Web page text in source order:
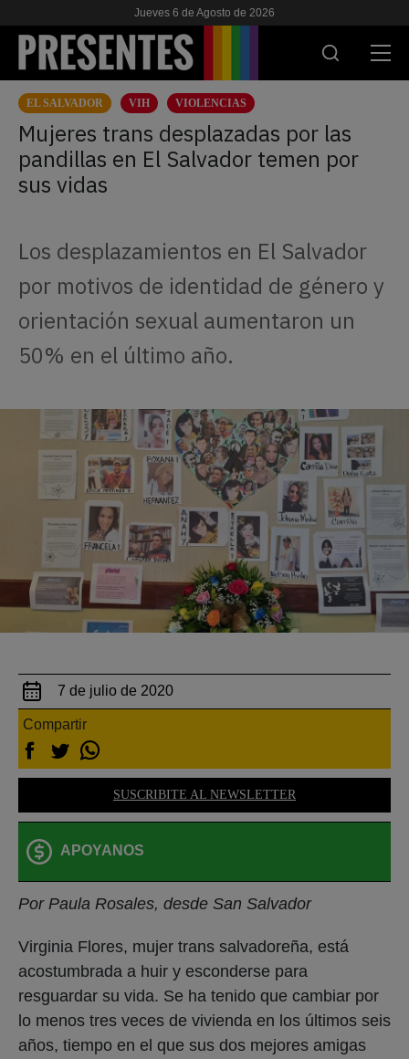
Jueves 6 de Agosto de 2026
ACTUALIDAD
INVESTIGACIONES
ESCUELA
NOSOTRES
ES EN
EL SALVADOR VIH VIOLENCIAS
Mujeres trans desplazadas por las
pandillas en El Salvador temen por
sus vidas
Los desplazamientos en El Salvador
por motivos de identidad de género y
orientación sexual aumentaron un
50% en el último año.
7 de julio de 2020
Compartir
SUSCRIBITE AL NEWSLETTER
APOYANOS
Por Paula Rosales, desde San Salvador
Virginia Flores, mujer trans salvadoreña, está
acostumbrada a huir y esconderse para
resguardar su vida. Se ha tenido que cambiar por
lo menos tres veces de vivienda en los últimos seis
años, tiempo en el que sus dos mejores amigas